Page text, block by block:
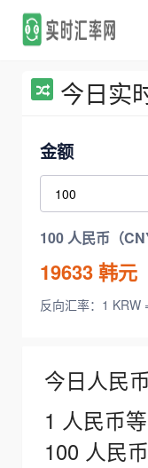
今日实
金额
100 人民币（
19633韩元
反向汇率：1 KRW
今日人民
1 人民币
100 人民